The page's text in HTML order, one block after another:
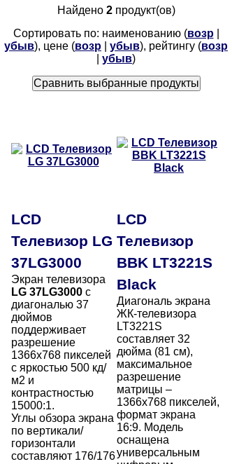
Найдено 2продукт(ов)
Сортировать по: наименованию (возр|
убыв), цене (возр убыв), рейтингу (возр
убыв)
LCD
Телевизор LG
37LG3000
Экран телевизора
LG 37LG3000 с
диагональю 37
дюймов
поддерживает
разрешение
1366x768 пикселей
с яркостью 500 кд/
м2 и
контрастностью
15000:1.
Углы обзора экрана
по вертикали/
горизонтали
составляют 176/176
LCD
Телевизор
BBK LT3221S
Black
Диагональ экрана
ЖК-телевизора
LT3221S
составляет 32
дюйма (81 см),
максимальное
разрешение
матрицы –
1366х768 пикселей,
формат экрана
16:9. Модель
оснащена
универсальным